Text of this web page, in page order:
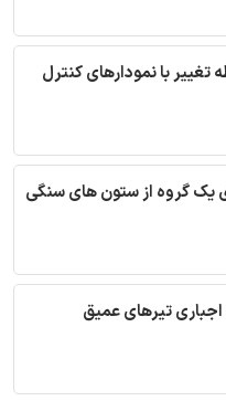
با نمودارهای کنترل
یک گروه از ستون های سنگی
اجباری تیرهای عمیق